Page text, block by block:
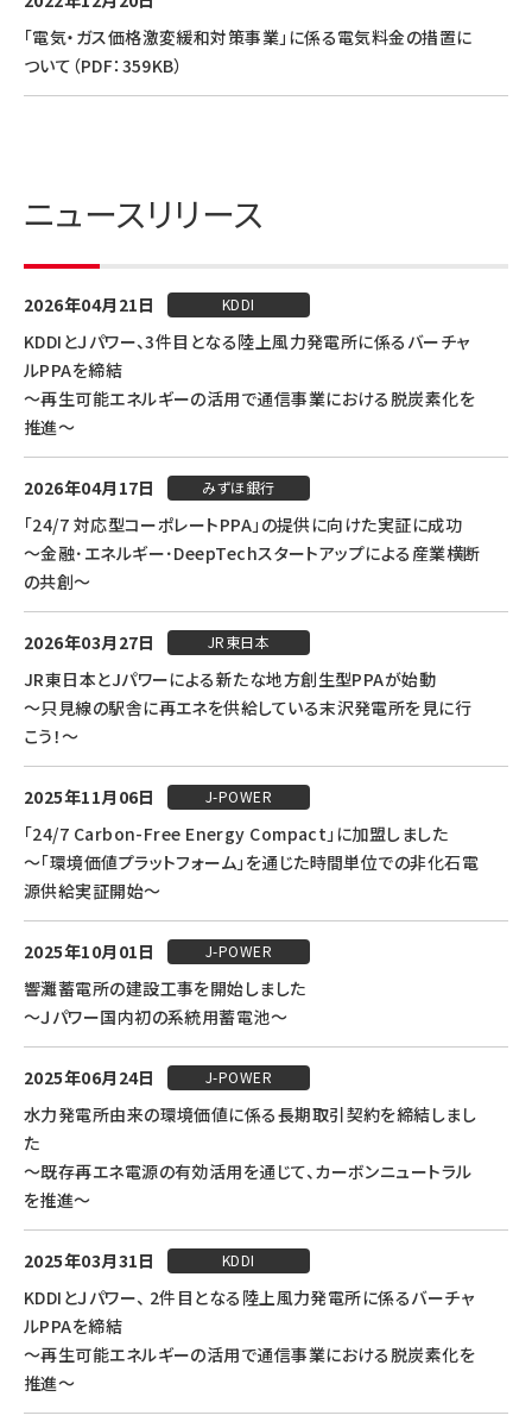
「電気・ガス価格激変緩和対策事業」に係る電気料金の措置に
ついて（PDF：359KB）
ニュースリリース
2026年04月21日 KDDI
KDDIとＪパワー、3件目となる陸上風力発電所に係るバーチャ
ルPPAを締結
～再生可能エネルギーの活用で通信事業における脱炭素化を
推進～
2026年04月17日 みずほ銀行
「24/7 対応型コーポレートPPA」の提供に向けた実証に成功
～金融･エネルギー･DeepTechスタートアップによる産業横断
の共創～
2026年03月27日 JR東日本
JR東日本とJパワーによる新たな地方創生型PPAが始動
～只見線の駅舎に再エネを供給している末沢発電所を見に行
こう！～
2025年11月06日 J-POWER
「24/7 Carbon-Free Energy Compact」に加盟しました
～「環境価値プラットフォーム」を通じた時間単位での非化石電
源供給実証開始～
2025年10月01日 J-POWER
響灘蓄電所の建設工事を開始しました
～Ｊパワー国内初の系統用蓄電池～
2025年06月24日 J-POWER
水力発電所由来の環境価値に係る長期取引契約を締結しまし
た
～既存再エネ電源の有効活用を通じて、カーボンニュートラル
を推進～
2025年03月31日 KDDI
KDDIとＪパワー、 2件目となる陸上風力発電所に係るバーチャ
ルPPAを締結
～再生可能エネルギーの活用で通信事業における脱炭素化を
推進～